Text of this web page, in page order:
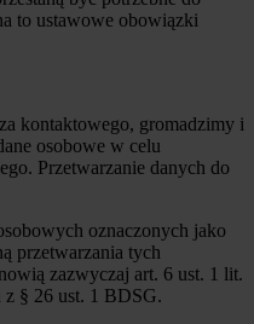
to ustawowe obowiązki
kontaktowego, gromadzimy i
osobowe w celu
Przetwarzanie danych do
oznaczonych jako
przetwarzania tych
zazwyczaj art. 6 ust. 1 lit.
§ 26 ust. 1 BDSG.